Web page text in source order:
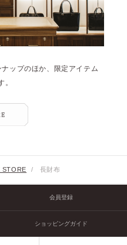
ップのほか、限定アイテム
。
STORE / 長財布
会員登録
ショッピングガイド